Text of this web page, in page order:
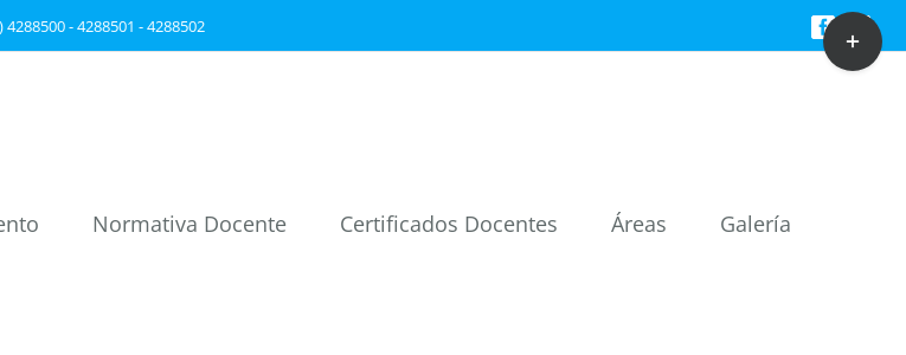
- 4288501 - 4288502 Facebook
Normativa Docente Certificados Docentes Áreas Galería
Toggle
Sliding